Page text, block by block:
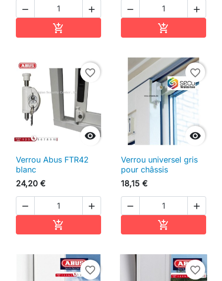
 

 


favorite_border
Verrou Abus FTR42
blanc
24,20 €
 


favorite_border
Verrou universel gris
pour châssis
18,15 €
 

favorite_border favorite_border